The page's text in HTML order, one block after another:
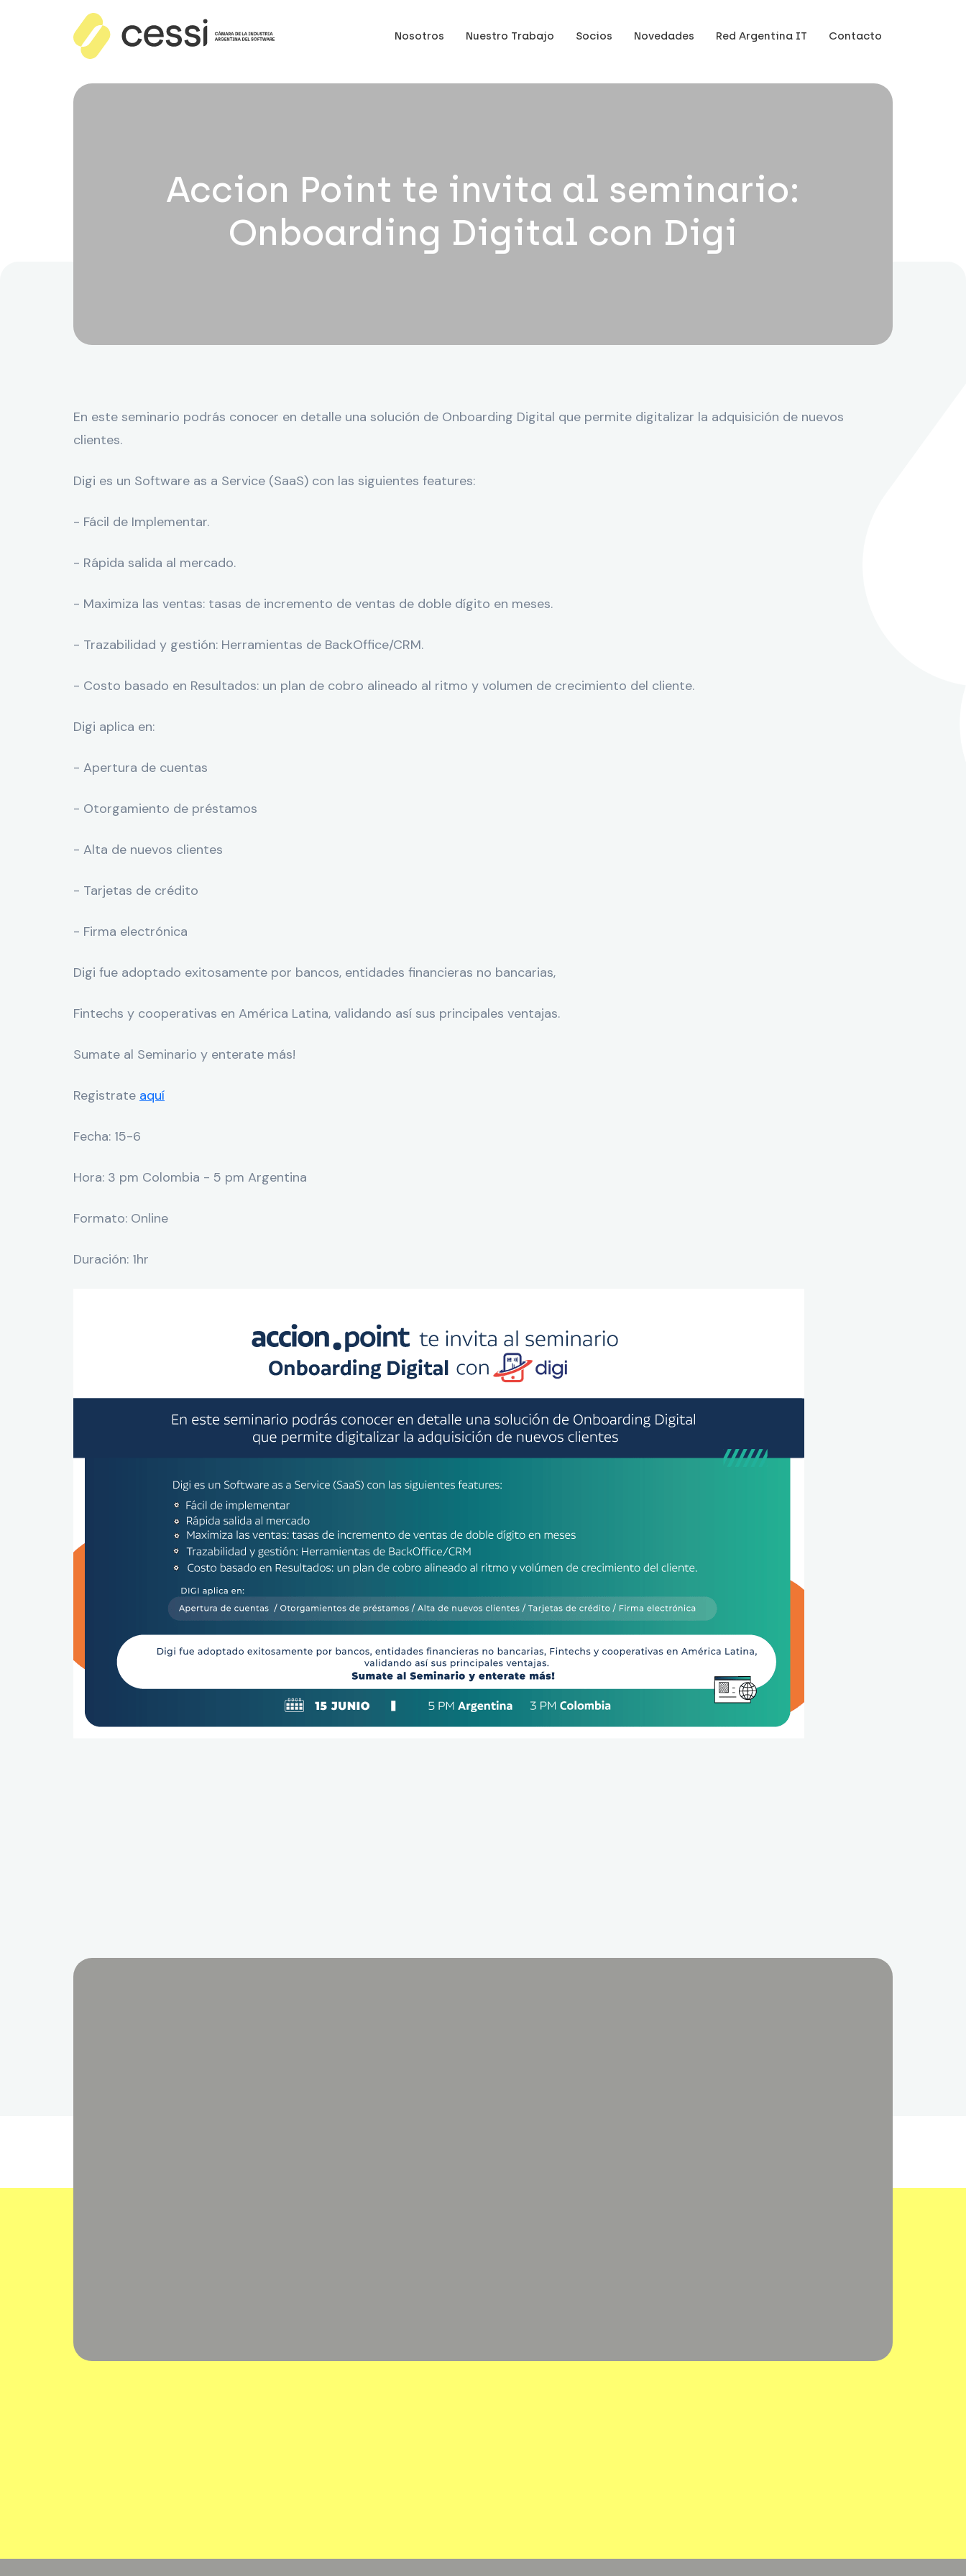
Nosotros Nuestro Trabajo Socios Novedades Red Argentina IT Contacto
Accion Point te invita al seminario:
Onboarding Digital con Digi
En este seminario podrás conocer en detalle una solución de Onboarding Digital que permite digitalizar la adquisición de nuevos
clientes.
Digi es un Software as a Service (SaaS) con las siguientes features:
- Fácil de Implementar.
- Rápida salida al mercado.
- Maximiza las ventas: tasas de incremento de ventas de doble dígito en meses.
- Trazabilidad y gestión: Herramientas de BackOffice/CRM.
- Costo basado en Resultados: un plan de cobro alineado al ritmo y volumen de crecimiento del cliente.
Digi aplica en:
- Apertura de cuentas
- Otorgamiento de préstamos
- Alta de nuevos clientes
- Tarjetas de crédito
- Firma electrónica
Digi fue adoptado exitosamente por bancos, entidades financieras no bancarias,
Fintechs y cooperativas en América Latina, validando así sus principales ventajas.
Sumate al Seminario y enterate más!
Registrate aquí
Fecha: 15-6
Hora: 3 pm Colombia - 5 pm Argentina
Formato: Online
Duración: 1hr